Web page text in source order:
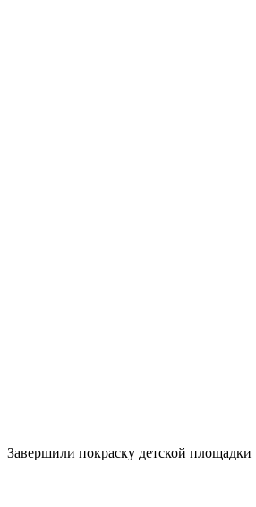
Завершили покраску детской площадки